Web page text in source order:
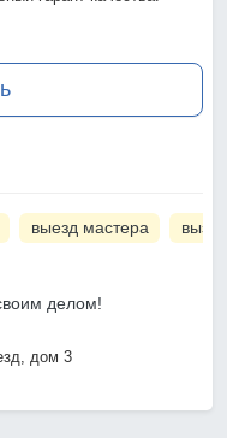
выезд мастера
делом!
дом 3